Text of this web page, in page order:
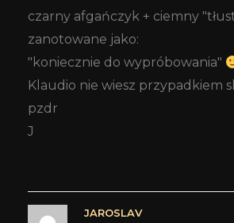
czarny afgańczyk + ciemny
zanotowane jako:
"koniecznie do wypróbowania"
Klaudio nie wiesz przypadkiem
pzdr
J
JAROSLAV